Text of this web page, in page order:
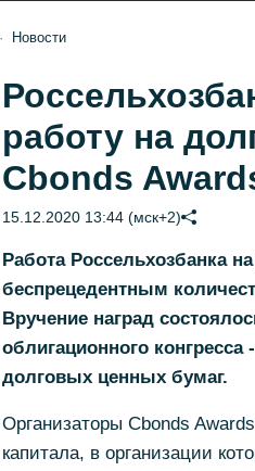
Новости
работу на
Cbonds
15.12.2020 13:44 (мск+2)
Работа Россельхозбанка
беспрецедентным
Вручение наград
облигационного
долговых ценных бумаг.
Организаторы Cbonds
капитала, в организации